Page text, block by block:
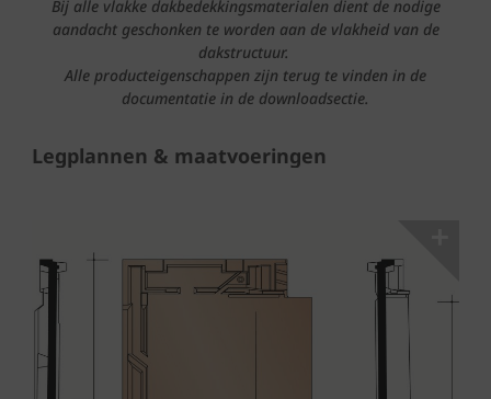
Bij alle vlakke dakbedekkingsmaterialen dient de nodige
aandacht geschonken te worden aan de vlakheid van de
dakstructuur.
Alle producteigenschappen zijn terug te vinden in de
documentatie in de downloadsectie.
Legplannen & maatvoeringen